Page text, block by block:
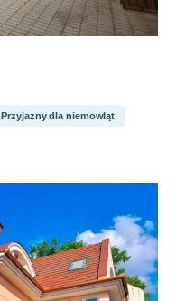
Przyjazny dla niemowląt